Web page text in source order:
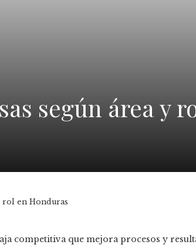
según área y
rol en Honduras
competitiva que mejora procesos y